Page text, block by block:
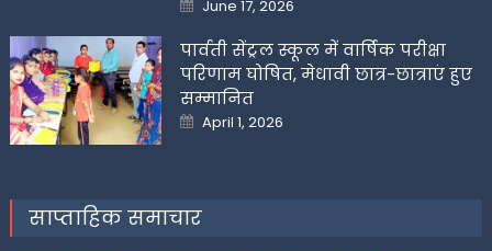
on
June 17, 2026
पार्वती सेंट्रल स्कूल में वार्षिक परीक्षा
परिणाम घोषित, मेधावी छात्र-छात्राएं हुए
सम्मानित
Posted
on
April 1, 2026
साप्ताहिक समाचार